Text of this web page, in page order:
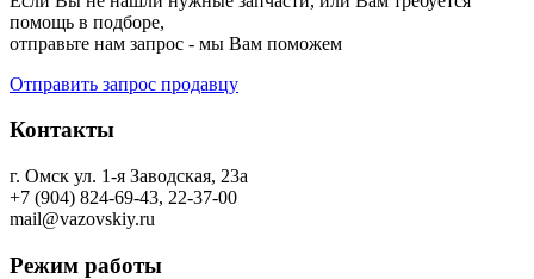
помощь в подборе,
отправьте нам запрос - мы Вам поможем
Отправить запрос продавцу
Контакты
г. Омск ул. 1-я Заводская, 23а
+7 (904) 824-69-43, 22-37-00
mail@vazovskiy.ru
Режим работы